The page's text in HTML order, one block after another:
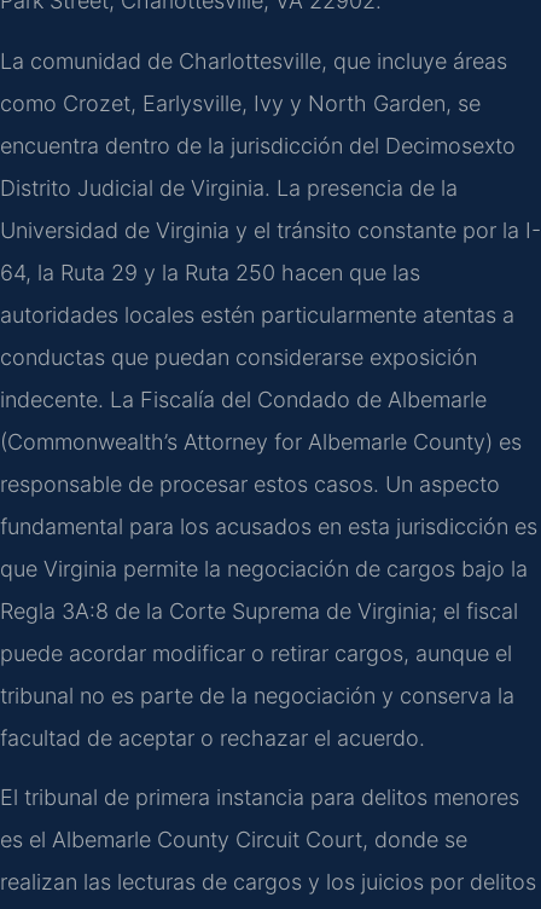
La comunidad de Charlottesville, que incluye áreas
como Crozet, Earlysville, Ivy y North Garden, se
encuentra dentro de la jurisdicción del Decimosexto
Distrito Judicial de Virginia. La presencia de la
Universidad de Virginia y el tránsito constante por la I-
64, la Ruta 29 y la Ruta 250 hacen que las
autoridades locales estén particularmente atentas a
conductas que puedan considerarse exposición
indecente. La Fiscalía del Condado de Albemarle
(Commonwealth’s Attorney for Albemarle County) es
responsable de procesar estos casos. Un aspecto
fundamental para los acusados en esta jurisdicción es
que Virginia permite la negociación de cargos bajo la
Regla 3A:8 de la Corte Suprema de Virginia; el fiscal
puede acordar modificar o retirar cargos, aunque el
tribunal no es parte de la negociación y conserva la
facultad de aceptar o rechazar el acuerdo.
El tribunal de primera instancia para delitos menores
es el Albemarle County Circuit Court, donde se
realizan las lecturas de cargos y los juicios por delitos